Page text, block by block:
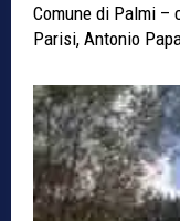
Comune di Palmi –
Parisi, Antonio